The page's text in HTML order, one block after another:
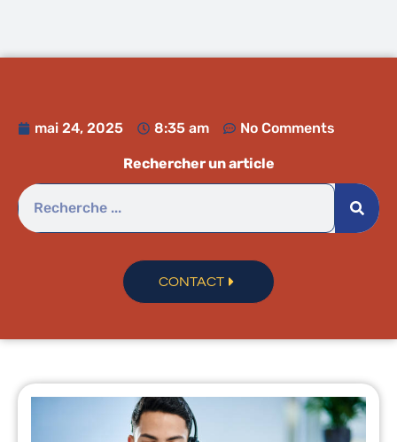
mai 24, 2025 8:35 am No Comments
Rechercher un article
CONTACT